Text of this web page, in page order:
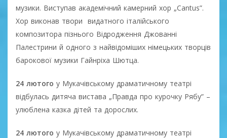
музики. Виступав академічний камерний хор „Cantus”.
Хор виконав твори видатного італійського
композитора пізнього Відродження Джованні
Палестрини й одного з найвідоміших німецьких творців
барокової музики Гайнріха Шютца.
24 лютого у Мукачівському драматичному театрі
відбулась дитяча вистава „Правда про курочку Рябу” –
улюблена казка дітей та дорослих.
24 лютого у Мукачівському драматичному театрі